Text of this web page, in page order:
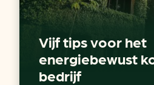
Vijf tips voor het
energiebewust
bedrijf